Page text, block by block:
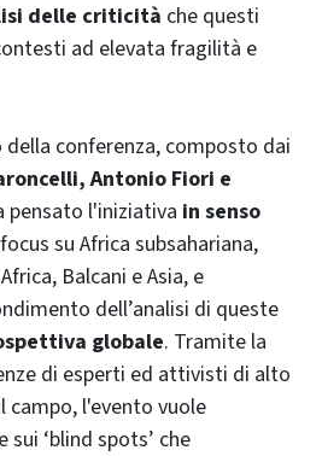
delle criticità che questi
ad elevata fragilità e
conferenza, composto dai
Antonio Fiori e
pensato l'iniziativa in senso
su Africa subsahariana,
Balcani e Asia, e
dell’analisi di queste
globale. Tramite la
di esperti ed attivisti di alto
campo, l'evento vuole
‘blind spots’ che